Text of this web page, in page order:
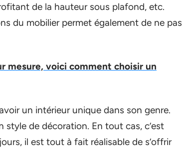
de la hauteur sous plafond, etc.
du mobilier permet également de ne pas
mesure, voici comment choisir un
un intérieur unique dans son genre.
style de décoration. En tout cas, c’est
il est tout à fait réalisable de s’offrir